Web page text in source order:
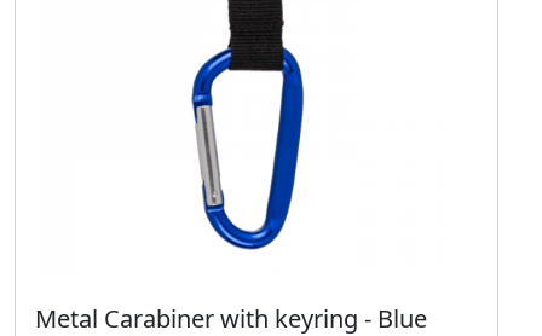
Metal Carabiner with keyring - Blue